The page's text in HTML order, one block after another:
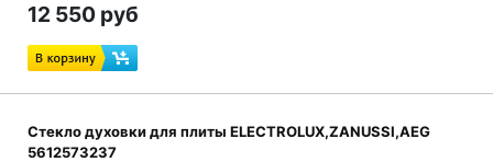
12 550 руб
Стекло духовки для плиты ELECTROLUX,ZANUSSI,AEG
5612573237